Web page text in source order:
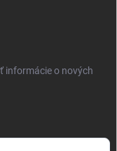
informácie o nových